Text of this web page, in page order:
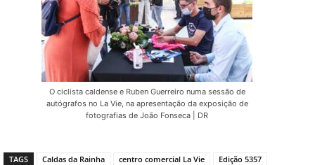
O ciclista caldense e Ruben Guerreiro numa sessão de
autógrafos no La Vie, na apresentação da exposição de
fotografias de João Fonseca | DR
TAGS Caldas da Rainha centro comercial La Vie
Edição 5357